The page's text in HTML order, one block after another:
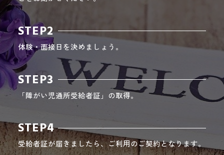
STEP2
体験・面接日を決めましょう。
STEP3
「障がい児通所受給者証」の取得。
STEP4
受給者証が届きましたら、ご利用のご契約となります。